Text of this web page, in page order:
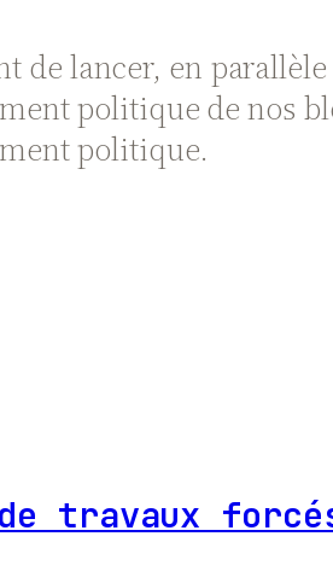
de lancer, en
politique de nos
politique.
travaux